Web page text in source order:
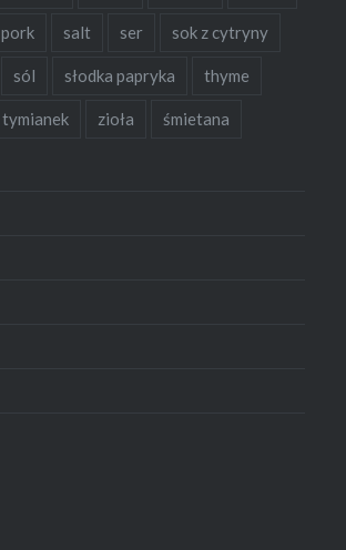
pork salt ser sok z cytryny
sól słodka papryka thyme
tymianek zioła śmietana